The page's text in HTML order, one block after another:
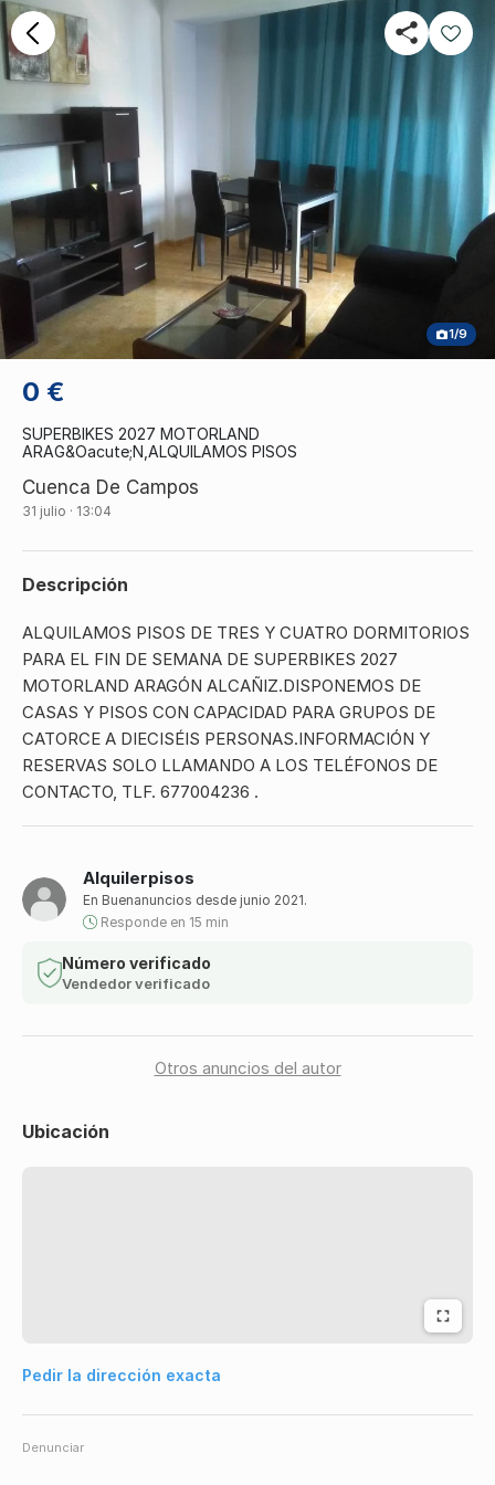
1/9
0 €
SUPERBIKES 2027 MOTORLAND
ARAG&Oacute;N,ALQUILAMOS PISOS
Cuenca De Campos
31 julio · 13:04
Alquilerpisos
En Buenanuncios desde junio 2021.
Responde en 15 min
Número verificado
Vendedor verificado
Otros anuncios del autor
Descripción
ALQUILAMOS PISOS DE TRES Y CUATRO DORMITORIOS
PARA EL FIN DE SEMANA DE SUPERBIKES 2027
MOTORLAND ARAGÓN ALCAÑIZ.DISPONEMOS DE
CASAS Y PISOS CON CAPACIDAD PARA GRUPOS DE
CATORCE A DIECISÉIS PERSONAS.INFORMACIÓN Y
RESERVAS SOLO LLAMANDO A LOS TELÉFONOS DE
CONTACTO, TLF. 677004236 .
Ubicación
Pedir la dirección exacta
Denunciar